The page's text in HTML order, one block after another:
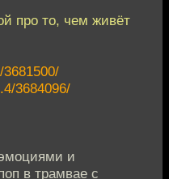
про то, чем живёт
3684096/
и
в трамвае с